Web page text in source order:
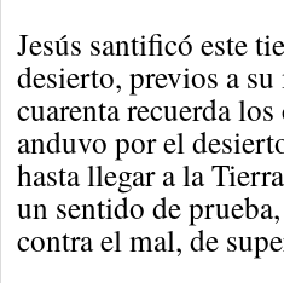
Jesús santificó este
desierto, previos a
cuarenta recuerda
anduvo por el
hasta llegar a la
un sentido de
contra el mal, de